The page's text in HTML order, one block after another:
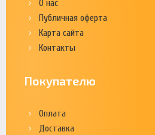
О нас
Публичная оферта
Карта сайта
Контакты
Покупателю
Оплата
Доставка